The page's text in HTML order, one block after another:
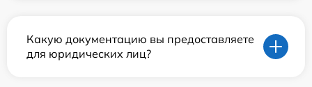
Какую документацию вы предоставляете
для юридических лиц?